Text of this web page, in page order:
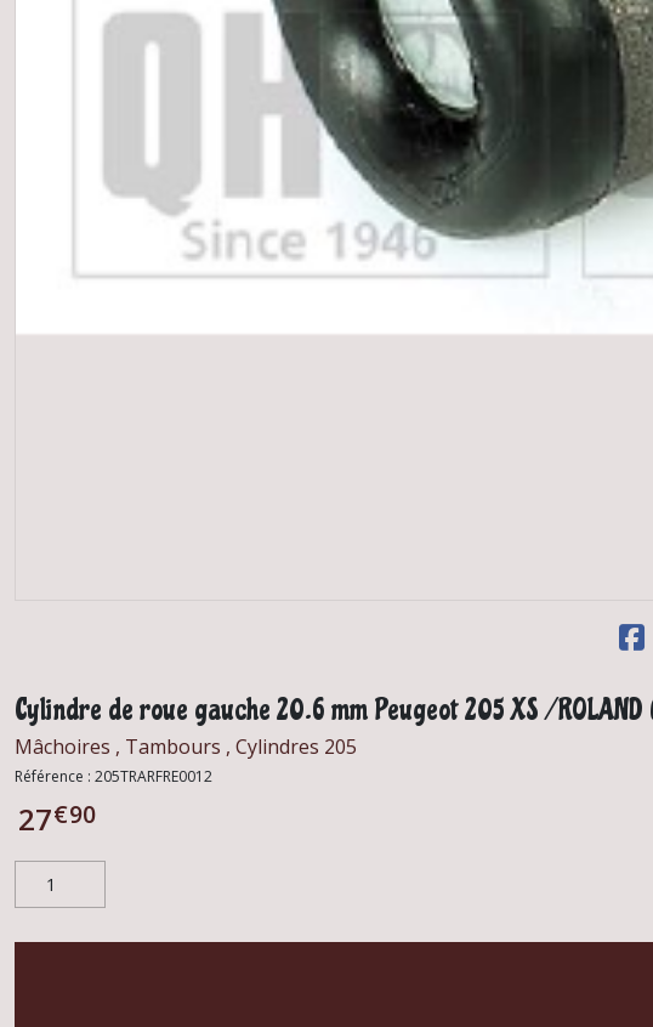
Cylindre de roue gauche 20.6 mm Peugeot 205 XS /ROLAND
Mâchoires , Tambours , Cylindres 205
Référence : 205TRARFRE0012
27€90